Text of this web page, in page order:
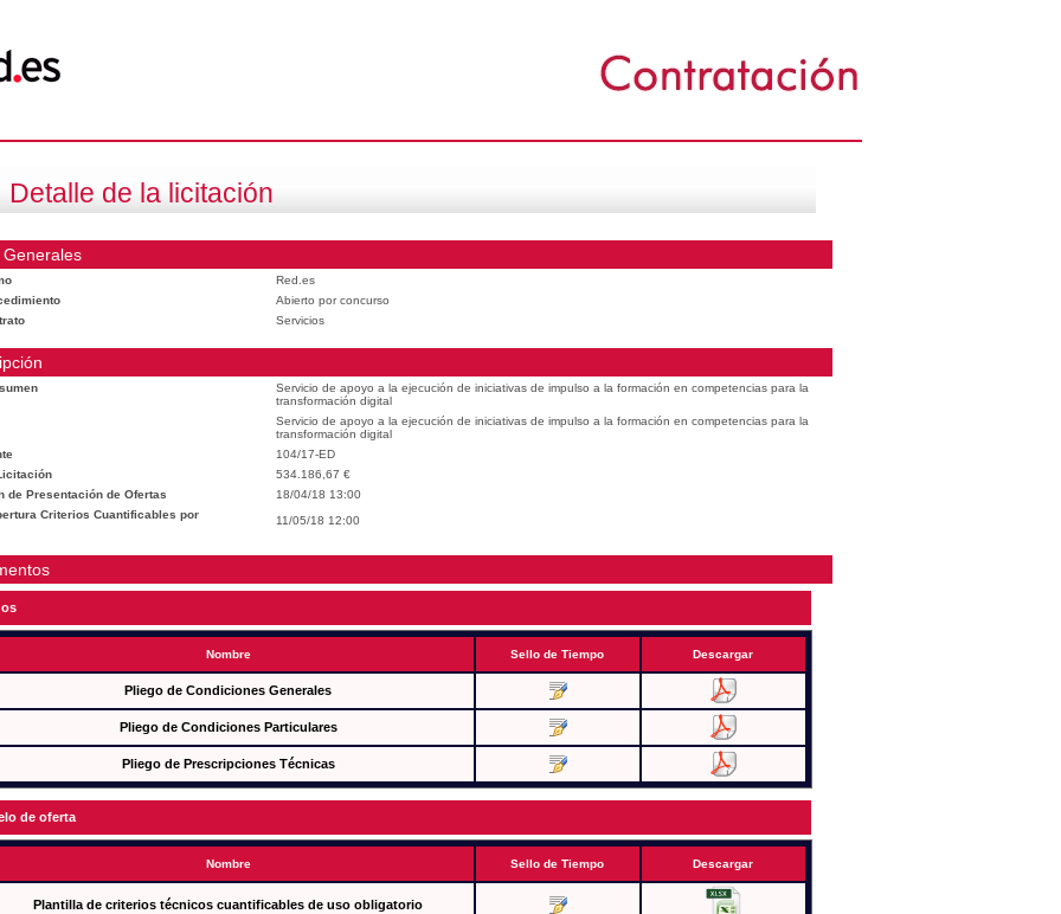
Detalle de la licitación
Generales
Red.es
Abierto por concurso
Servicios
Servicio de apoyo a la ejecución de iniciativas de impulso a la formación en competencias para la
transformación digital
Servicio de apoyo a la ejecución de iniciativas de impulso a la formación en competencias para la
transformación digital
104/17-ED
534.186,67 €
de Presentación de Ofertas
18/04/18 13:00
Criterios Cuantificables por
11/05/18 12:00
Nombre Sello de Tiempo Descargar
Pliego de Condiciones Generales
Pliego de Condiciones Particulares
Pliego de Prescripciones Técnicas
de oferta
Nombre Sello de Tiempo Descargar
Plantilla de criterios técnicos cuantificables de uso obligatorio